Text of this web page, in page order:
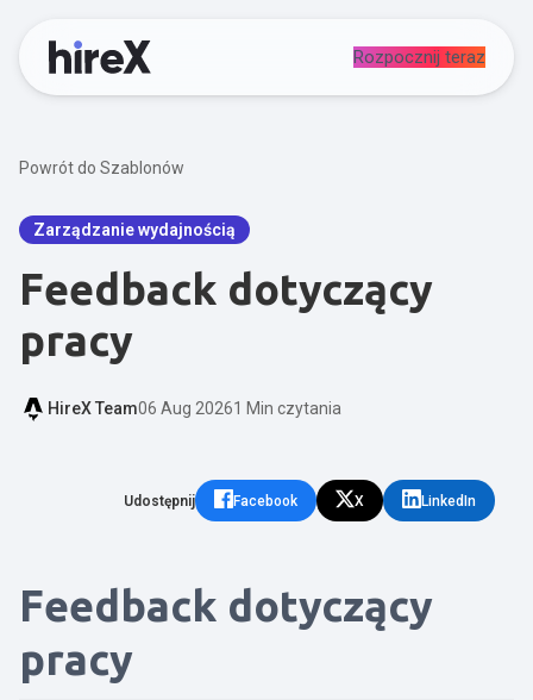
Rozpocznij teraz
Powrót do Szablonów
Zarządzanie wydajnością
Feedback dotyczący
pracy
HireX Team06 Aug 20261 Min czytania
Udostępnij Facebook X LinkedIn
Feedback dotyczący
pracy